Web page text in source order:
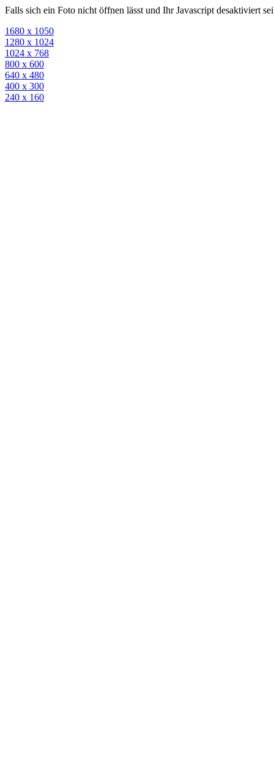
Falls sich ein Foto nicht öffnen lässt und Ihr Javascript desaktiviert
1680 x 1050
1280 x 1024
1024 x 768
800 x 600
640 x 480
400 x 300
240 x 160